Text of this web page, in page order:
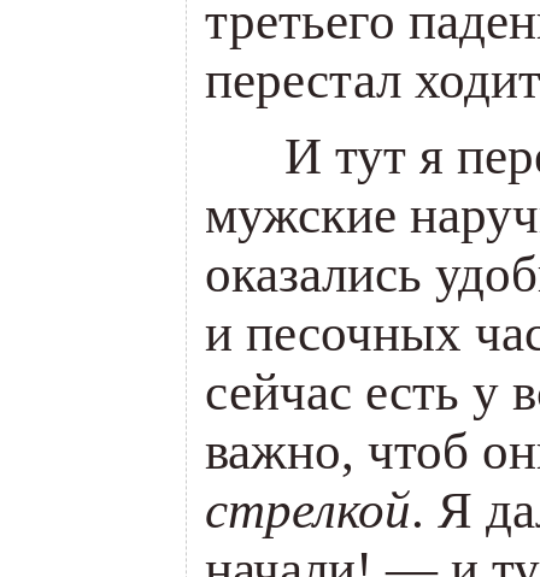
третьего
перестал
И тут я
мужские
оказались
и песочных
сейчас есть у
важно, чтоб
стрелкой. Я